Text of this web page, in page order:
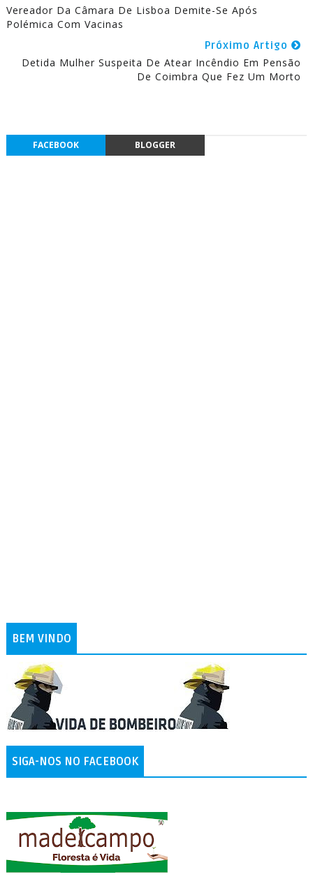
Vereador Da Câmara De Lisboa Demite-Se Após
Polémica Com Vacinas
Próximo Artigo
Detida Mulher Suspeita De Atear Incêndio Em Pensão
De Coimbra Que Fez Um Morto
FACEBOOK BLOGGER
BEM VINDO
SIGA-NOS NO FACEBOOK